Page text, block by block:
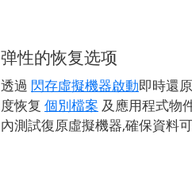
弹性的恢复选项
透過 閃存虛擬機器啟動即時還
度恢复 個別檔案 及應用程式物
內測試復原虛擬機器,確保資料可